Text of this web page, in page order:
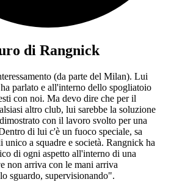
di Rangnick
(da parte del Milan). Lui
parlato e all'interno dello spogliatoio
con noi. Ma devo dire che per il
altro club, lui sarebbe la soluzione
con il lavoro svolto per una
di lui c'è un fuoco speciale, sa
unico a squadre e società. Rangnick ha
di ogni aspetto all'interno di una
non arriva con le mani arriva
sguardo, supervisionando".